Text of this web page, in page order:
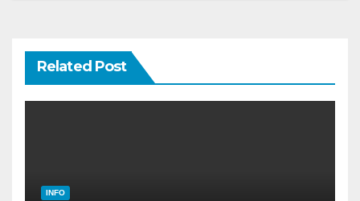
Related Post
INFO